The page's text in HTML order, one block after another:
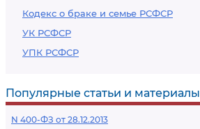
Кодекс о браке и семье РСФСР
УК РСФСР
УПК РСФСР
Популярные статьи и материалы
N 400-ФЗ от 28.12.2013